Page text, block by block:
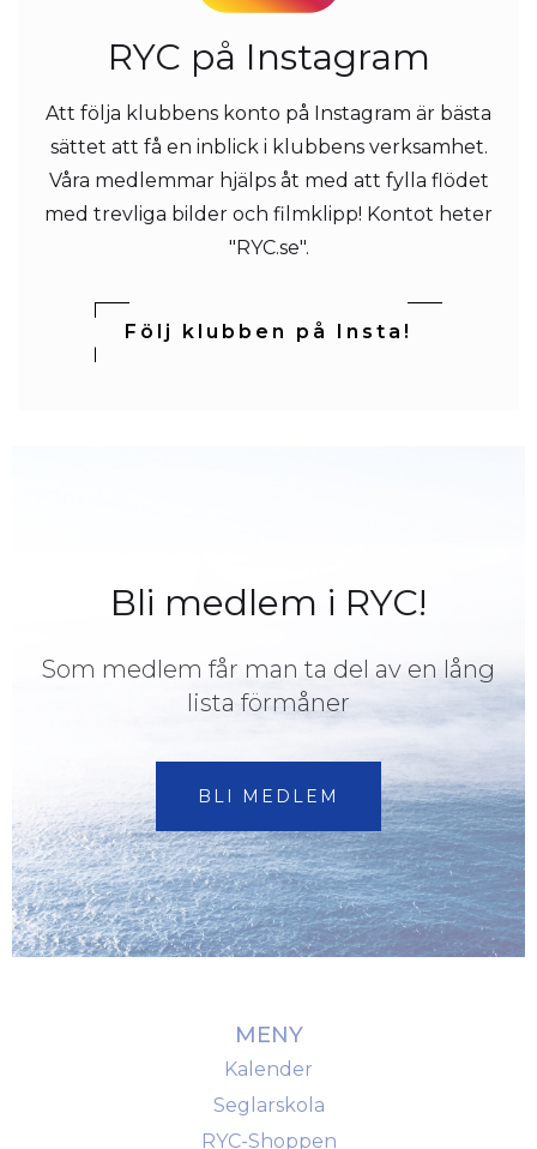
RYC på Instagram
Att följa klubbens konto på Instagram är bästa
sättet att få en inblick i klubbens verksamhet.
Våra medlemmar hjälps åt med att fylla flödet
med trevliga bilder och filmklipp! Kontot heter
"RYC.se".
Följ klubben på Insta!
Bli medlem i RYC!
Som medlem får man ta del av en lång
lista förmåner
BLI MEDLEM
MENY
Kalender
Seglarskola
RYC-Shoppen